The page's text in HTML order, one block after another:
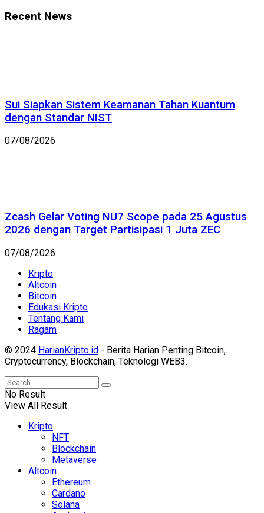
Recent News
Sui Siapkan Sistem Keamanan Tahan Kuantum
dengan Standar NIST
07/08/2026
Zcash Gelar Voting NU7 Scope pada 25 Agustus
2026 dengan Target Partisipasi 1 Juta ZEC
07/08/2026
Kripto
Altcoin
Bitcoin
Edukasi Kripto
Tentang Kami
Ragam
© 2024 HarianKripto.id - Berita Harian Penting Bitcoin,
Cryptocurrency, Blockchain, Teknologi WEB3.
No Result
View All Result
Kripto
NFT
Blockchain
Metaverse
Altcoin
Ethereum
Cardano
Solana